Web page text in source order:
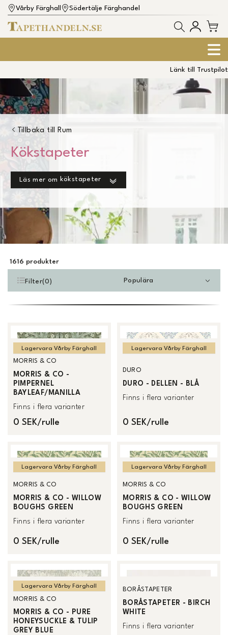
Vårby Färghall Södertälje Färghandel
Länk till Trustpilot
Tillbaka till Rum
Kökstapeter
Läs mer om kökstapeter
1616 produkter
Filter(0) Populära
Lagervara Vårby Färghall
MORRIS & CO
MORRIS & CO -
PIMPERNEL
BAYLEAF/MANILLA
Finns i flera varianter
0 SEK/rulle
Lagervara Vårby Färghall
DURO
DURO - DELLEN - BLÅ
Finns i flera varianter
0 SEK/rulle
Lagervara Vårby Färghall
MORRIS & CO
MORRIS & CO - WILLOW
BOUGHS GREEN
Finns i flera varianter
0 SEK/rulle
Lagervara Vårby Färghall
MORRIS & CO
MORRIS & CO - WILLOW
BOUGHS GREEN
Finns i flera varianter
0 SEK/rulle
Lagervara Vårby Färghall
MORRIS & CO
MORRIS & CO - PURE
HONEYSUCKLE & TULIP
GREY BLUE
BORÅSTAPETER
BORÅSTAPETER - BIRCH
WHITE
Finns i flera varianter